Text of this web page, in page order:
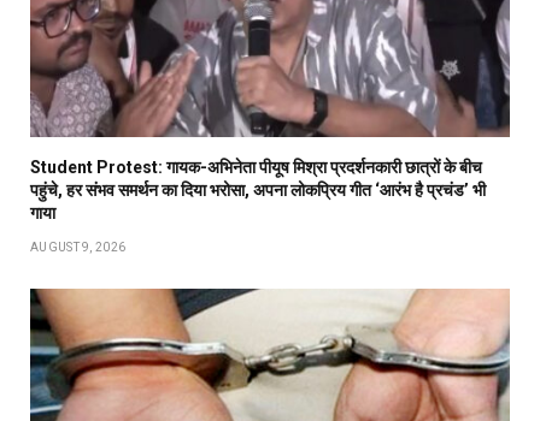
Student Protest: गायक-अभिनेता पीयूष मिश्रा प्रदर्शनकारी छात्रों के बीच
पहुंचे, हर संभव समर्थन का दिया भरोसा, अपना लोकप्रिय गीत ‘आरंभ है प्रचंड’ भी
गाया
AUGUST 9, 2026